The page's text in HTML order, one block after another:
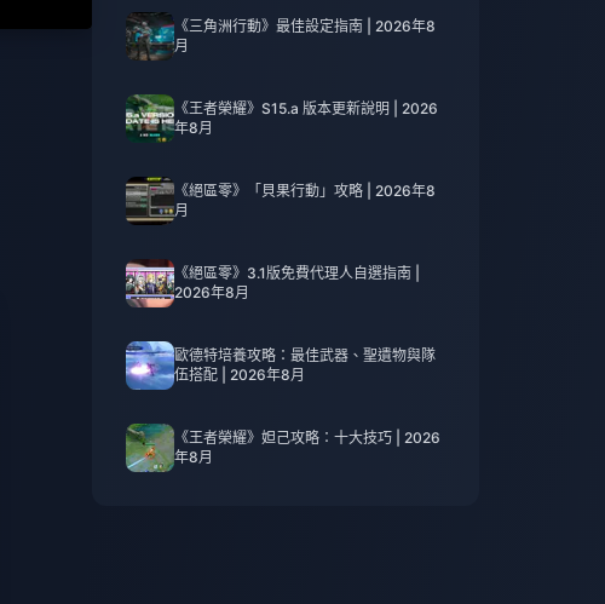
《三角洲行動》最佳設定指南 | 2026年8
月
《王者榮耀》S15.a 版本更新說明 | 2026
年8月
《絕區零》「貝果行動」攻略 | 2026年8
月
《絕區零》3.1版免費代理人自選指南 |
2026年8月
歐德特培養攻略：最佳武器、聖遺物與隊
伍搭配 | 2026年8月
《王者榮耀》妲己攻略：十大技巧 | 2026
年8月